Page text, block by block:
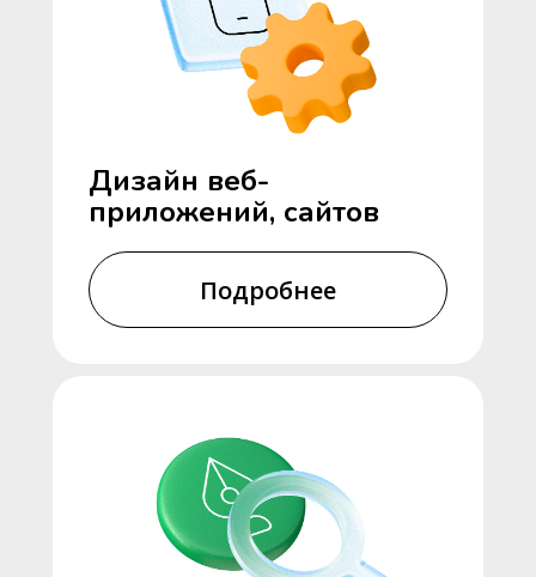
Дизайн веб-
приложений, сайтов
Подробнее